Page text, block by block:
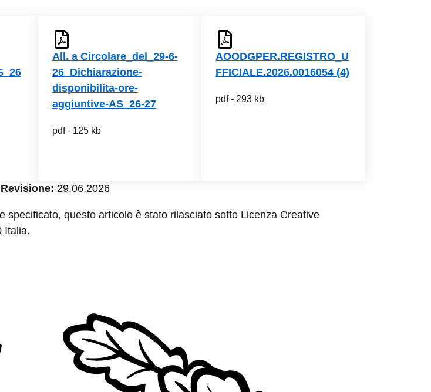
All. a Circolare_del_29-6-
26_Dichiarazione-
disponibilita-ore-
aggiuntive-AS_26-27
pdf - 125 kb
AOODGPER.REGISTRO_U
FFICIALE.2026.0016054 (4)
pdf - 293 kb
Revisione: 29.06.2026
specificato, questo articolo è stato rilasciato sotto Licenza Creative
Italia.